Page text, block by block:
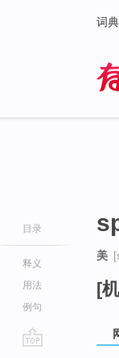
词典
目录
释义
用法
例句
美
[